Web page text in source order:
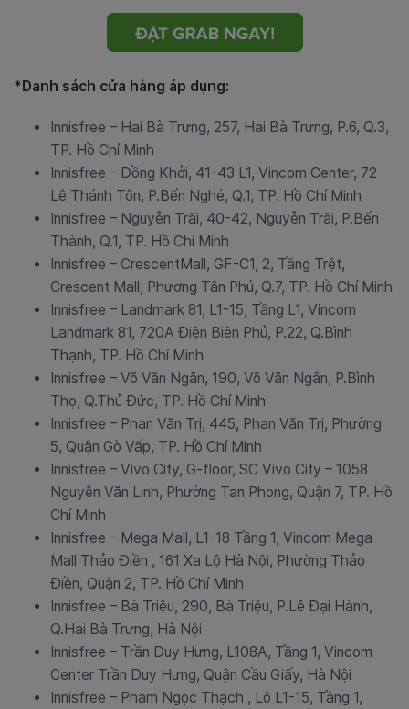
*Danh sách cửa hàng áp dụng:
Innisfree – Hai Bà Trưng, 257, Hai Bà Trưng, P.6, Q.3,
TP. Hồ Chí Minh
Innisfree – Đồng Khởi, 41-43 L1, Vincom Center, 72
Lê Thánh Tôn, P.Bến Nghé, Q.1, TP. Hồ Chí Minh
Innisfree – Nguyễn Trãi, 40-42, Nguyễn Trãi, P.Bến
Thành, Q.1, TP. Hồ Chí Minh
Innisfree – CrescentMall, GF-C1, 2, Tầng Trệt,
Crescent Mall, Phương Tân Phú, Q.7, TP. Hồ Chí Minh
Innisfree – Landmark 81, L1-15, Tầng L1, Vincom
Landmark 81, 720A Điện Biên Phủ, P.22, Q.Bình
Thạnh, TP. Hồ Chí Minh
Innisfree – Võ Văn Ngân, 190, Võ Văn Ngân, P.Bình
Thọ, Q.Thủ Đức, TP. Hồ Chí Minh
Innisfree – Phan Văn Trị, 445, Phan Văn Trị, Phường
5, Quận Gò Vấp, TP. Hồ Chí Minh
Innisfree – Vivo City, G-floor, SC Vivo City – 1058
Nguyễn Văn Linh, Phường Tan Phong, Quận 7, TP. Hồ
Chí Minh
Innisfree – Mega Mall, L1-18 Tầng 1, Vincom Mega
Mall Thảo Điền , 161 Xa Lộ Hà Nội, Phường Thảo
Điền, Quận 2, TP. Hồ Chí Minh
Innisfree – Bà Triệu, 290, Bà Triệu, P.Lê Đại Hành,
Q.Hai Bà Trưng, Hà Nội
Innisfree – Trần Duy Hưng, L108A, Tầng 1, Vincom
Center Trần Duy Hưng, Quận Cầu Giấy, Hà Nội
Innisfree – Phạm Ngọc Thạch , Lô L1-15, Tầng 1,